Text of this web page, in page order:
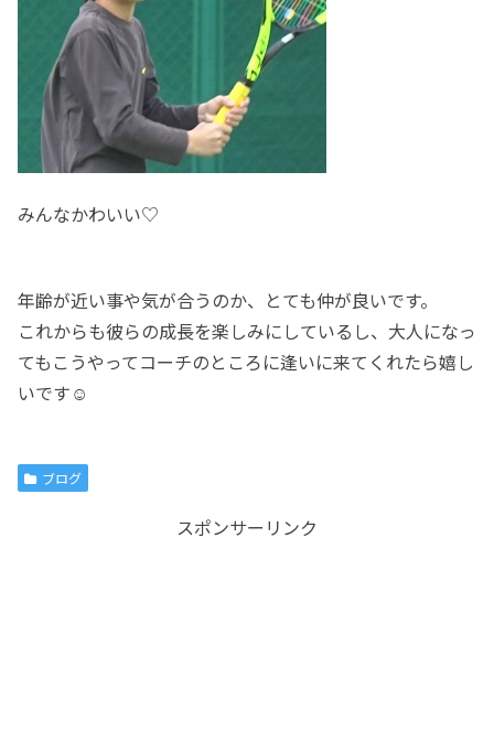
みんなかわいい♡
年齢が近い事や気が合うのか、とても仲が良いです。
これからも彼らの成長を楽しみにしているし、大人になっ
てもこうやってコーチのところに逢いに来てくれたら嬉し
いです☺
ブログ
スポンサーリンク